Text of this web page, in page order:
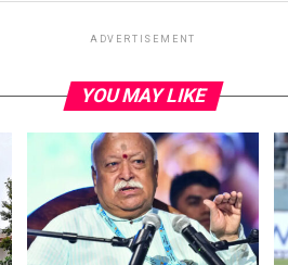
ADVERTISEMENT
YOU MAY LIKE